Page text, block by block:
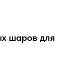
шаров для